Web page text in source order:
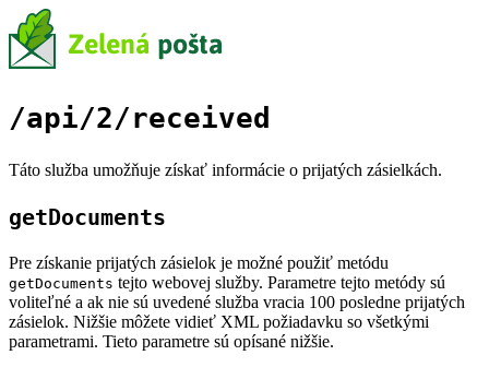
/api/2/received
Táto služba umožňuje získať informácie o prijatých zásielkách.
getDocuments
Pre získanie prijatých zásielok je možné použiť metódu
getDocuments tejto webovej služby. Parametre tejto metódy sú
voliteľné a ak nie sú uvedené služba vracia 100 posledne prijatých
zásielok. Nižšie môžete vidieť XML požiadavku so všetkými
parametrami. Tieto parametre sú opísané nižšie.